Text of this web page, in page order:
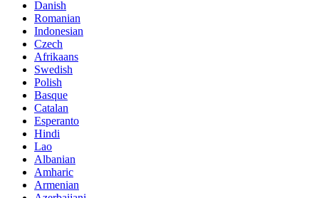
Danish
Romanian
Indonesian
Czech
Afrikaans
Swedish
Polish
Basque
Catalan
Esperanto
Hindi
Lao
Albanian
Amharic
Armenian